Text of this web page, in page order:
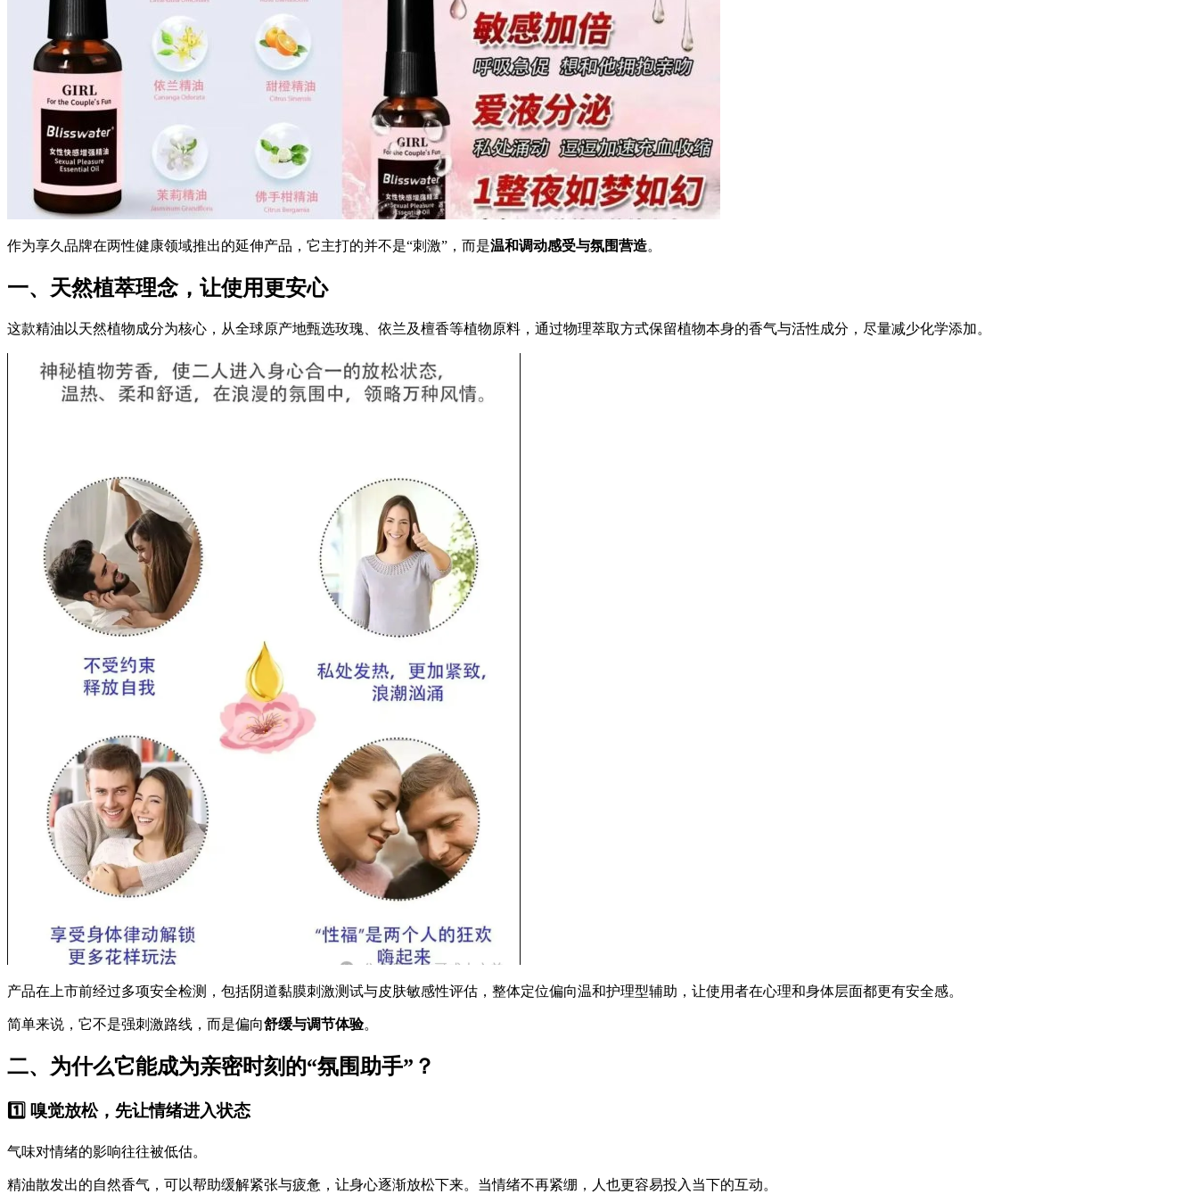
作为享久品牌在两性健康领域推出的延伸产品，它主打的并不是“刺激”，而是温和调动感受与氛围营造。
一、天然植萃理念，让使用更安心
这款精油以天然植物成分为核心，从全球原产地甄选玫瑰、依兰及檀香等植物原料，通过物理萃取方式保留植物本身的香气与活性成分，尽量减少化学添加。
产品在上市前经过多项安全检测，包括阴道黏膜刺激测试与皮肤敏感性评估，整体定位偏向温和护理型辅助，让使用者在心理和身体层面都更有安全感。
简单来说，它不是强刺激路线，而是偏向舒缓与调节体验。
二、为什么它能成为亲密时刻的“氛围助手”？
1️⃣ 嗅觉放松，先让情绪进入状态
气味对情绪的影响往往被低估。
精油散发出的自然香气，可以帮助缓解紧张与疲惫，让身心逐渐放松下来。当情绪不再紧绷，人也更容易投入当下的互动。